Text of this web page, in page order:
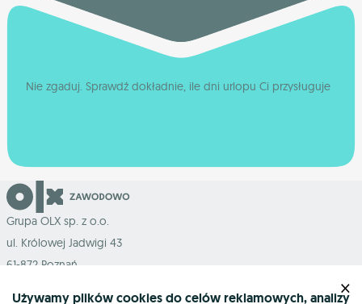
Nie zgaduj. Sprawdź dokładnie, ile dni urlopu Ci przysługuje
Grupa OLX sp. z o.o.
ul. Królowej Jadwigi 43
61-872 Poznań
Używamy plików cookies do celów reklamowych, analizy
×